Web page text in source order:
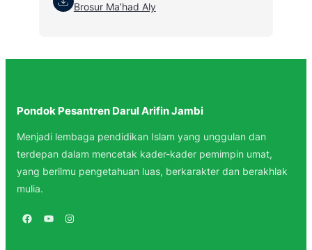
Brosur Ma’had Aly
Pondok Pesantren Darul Arifin Jambi
Menjadi lembaga pendidikan Islam yang unggulan dan
terdepan dalam mencetak kader-kader pemimpin umat,
yang berilmu pengetahuan luas, berkarakter dan berakhlak
mulia.
Facebook YouTube Instagram